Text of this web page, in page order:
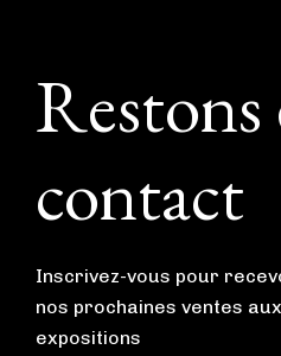
Footer
Restons
contact
Inscrivez-vous pour
nos prochaines ventes
expositions